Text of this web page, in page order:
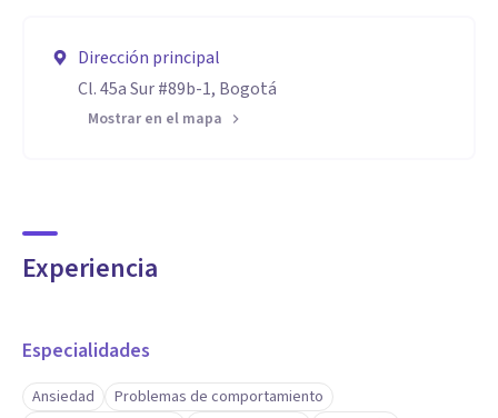
Dirección principal
Cl. 45a Sur #89b-1, Bogotá
Mostrar en el mapa
Experiencia
Especialidades
Ansiedad
Problemas de comportamiento